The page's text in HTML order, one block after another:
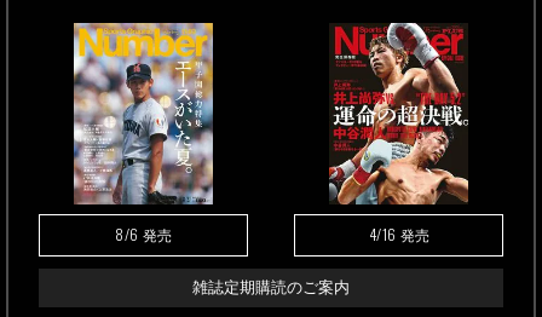
8/6 発売 4/16 発売
雑誌定期購読のご案内